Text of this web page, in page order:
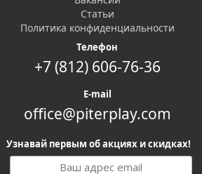
Статьи
Политика конфиденциальности
Телефон
+7 (812) 606-76-36
E-mail
office@piterplay.com
Узнавай первым об акциях и скидках!